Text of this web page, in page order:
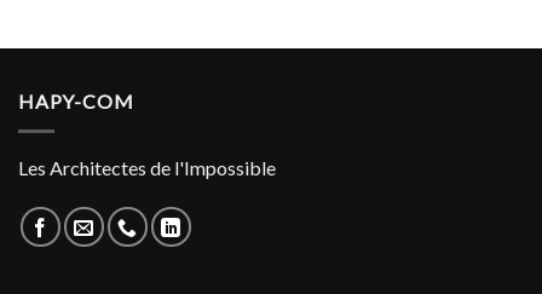
HAPY-COM
Les Architectes de l'Impossible